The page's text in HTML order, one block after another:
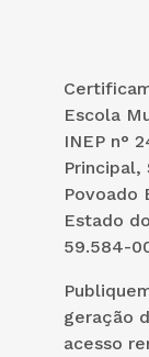
Escola
INEP n°
Principal,
Povoado
Estado
59.584-
geração
acesso